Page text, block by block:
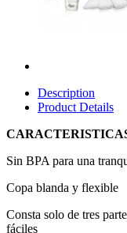
Description
Product Details
Sin BPA para una
Copa blanda y flexible
Consta solo de tres
fáciles